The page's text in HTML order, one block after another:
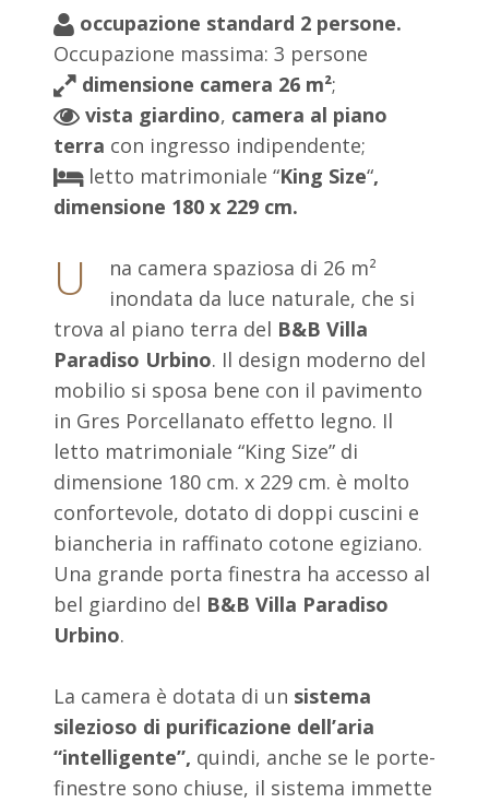
occupazione standard 2 persone.
Occupazione massima: 3 persone
dimensione camera 26 m²;
vista giardino, camera al piano
terra con ingresso indipendente;
letto matrimoniale “King Size“,
dimensione 180 x 229 cm.
U
na camera spaziosa di 26 m²
inondata da luce naturale, che si
trova al piano terra del B&B Villa
Paradiso Urbino. Il design moderno del
mobilio si sposa bene con il pavimento
in Gres Porcellanato effetto legno. Il
letto matrimoniale “King Size” di
dimensione 180 cm. x 229 cm. è molto
confortevole, dotato di doppi cuscini e
biancheria in raffinato cotone egiziano.
Una grande porta finestra ha accesso al
bel giardino del B&B Villa Paradiso
Urbino.
La camera è dotata di un sistema
silezioso di purificazione dell’aria
“intelligente”, quindi, anche se le porte-
finestre sono chiuse, il sistema immette